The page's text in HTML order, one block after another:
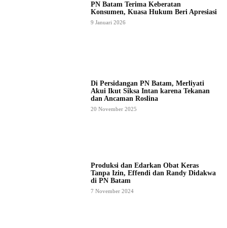
PN Batam Terima Keberatan
Konsumen, Kuasa Hukum Beri Apresiasi
9 Januari 2026
Di Persidangan PN Batam, Merliyati
Akui Ikut Siksa Intan karena Tekanan
dan Ancaman Roslina
20 November 2025
Produksi dan Edarkan Obat Keras
Tanpa Izin, Effendi dan Randy Didakwa
di PN Batam
7 November 2024